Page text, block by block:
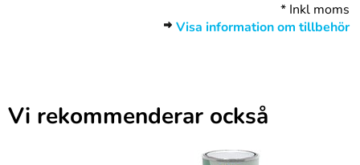
* Inkl moms
Visa information om tillbehör
Vi rekommenderar också